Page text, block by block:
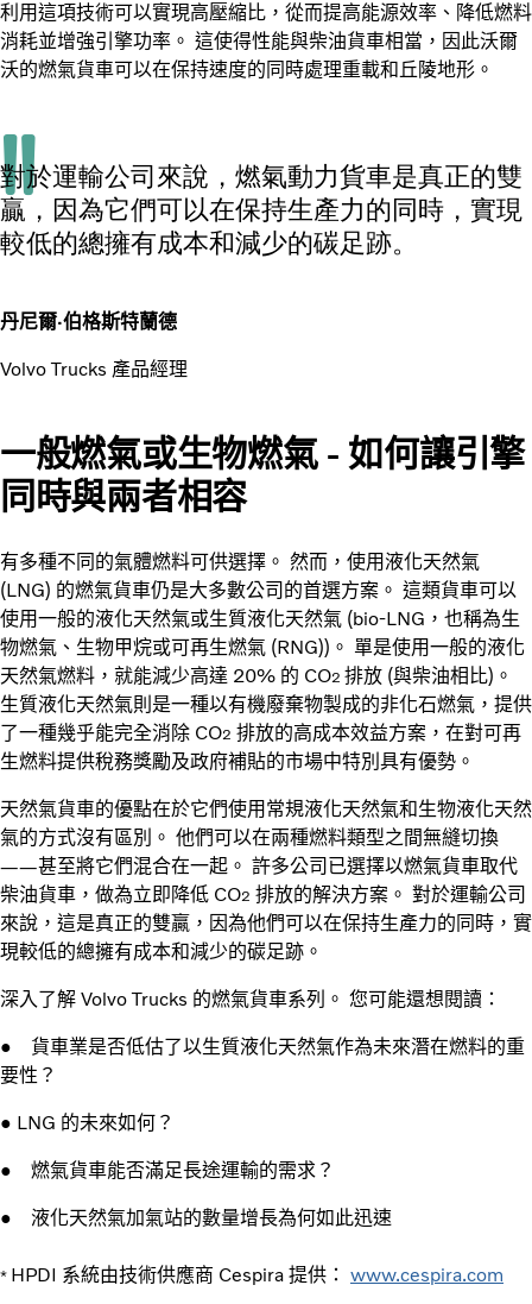
利用這項技術可以實現高壓縮比，從而提高能源效率、降低燃料
消耗並增強引擎功率。 這使得性能與柴油貨車相當，因此沃爾
沃的燃氣貨車可以在保持速度的同時處理重載和丘陵地形。
對於運輸公司來說，燃氣動力貨車是真正的雙
贏，因為它們可以在保持生產力的同時，實現
較低的總擁有成本和減少的碳足跡。
丹尼爾·伯格斯特蘭德
Volvo Trucks 產品經理
一般燃氣或生物燃氣 - 如何讓引擎
同時與兩者相容
有多種不同的氣體燃料可供選擇。 然而，使用液化天然氣
(LNG) 的燃氣貨車仍是大多數公司的首選方案。 這類貨車可以
使用一般的液化天然氣或生質液化天然氣 (bio-LNG，也稱為生
物燃氣、生物甲烷或可再生燃氣 (RNG))。 單是使用一般的液化
天然氣燃料，就能減少高達 20% 的 CO2 排放 (與柴油相比)。
生質液化天然氣則是一種以有機廢棄物製成的非化石燃氣，提供
了一種幾乎能完全消除 CO2 排放的高成本效益方案，在對可再
生燃料提供稅務獎勵及政府補貼的市場中特別具有優勢。
天然氣貨車的優點在於它們使用常規液化天然氣和生物液化天然
氣的方式沒有區別。 他們可以在兩種燃料類型之間無縫切換
——甚至將它們混合在一起。 許多公司已選擇以燃氣貨車取代
柴油貨車，做為立即降低 CO2 排放的解決方案。 對於運輸公司
來說，這是真正的雙贏，因為他們可以在保持生產力的同時，實
現較低的總擁有成本和減少的碳足跡。
深入了解 Volvo Trucks 的燃氣貨車系列。 您可能還想閱讀：
● 貨車業是否低估了以生質液化天然氣作為未來潛在燃料的重
要性？
● LNG 的未來如何？
● 燃氣貨車能否滿足長途運輸的需求？
● 液化天然氣加氣站的數量增長為何如此迅速
* HPDI 系統由技術供應商 Cespira 提供： www.cespira.com